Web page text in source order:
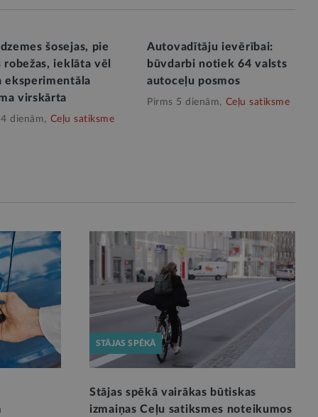
šosejas, pie
robežas, ieklāta vēl
eksperimentāla
virskārta
4 dienām, Ceļu satiksme
Autovadītāju ievērībai:
būvdarbi notiek 64 valsts
autoceļu posmos
Pirms 5 dienām, Ceļu satiksme
STĀJAS SPĒKĀ
Stājas spēkā vairākas būtiskas
izmaiņas Ceļu satiksmes noteikumos